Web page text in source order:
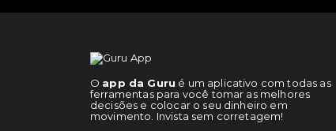
O app da Guru é um aplicativo com todas as
ferramentas para você tomar as melhores
decisões e colocar o seu dinheiro em
movimento. Invista sem corretagem!